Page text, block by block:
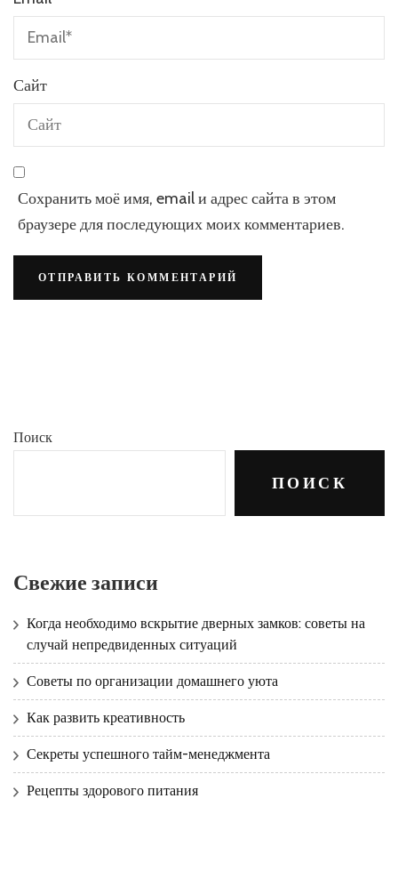
Сайт
Сохранить моё имя, email и адрес сайта в этом
браузере для последующих моих комментариев.
Поиск
ПОИСК
Свежие записи
Когда необходимо вскрытие дверных замков: советы на
случай непредвиденных ситуаций
Советы по организации домашнего уюта
Как развить креативность
Секреты успешного тайм-менеджмента
Рецепты здорового питания